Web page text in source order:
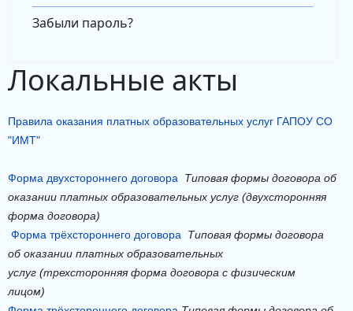
Забыли пароль?
Локальные акты
Правила оказания платных образовательных услуг ГАПОУ СО
"ИМТ"
Форма двухстороннего договора Типовая формы договора об
оказании платных образовательных услуг (двухсторонняя
форма договора)
Форма трёхстороннего договора Типовая формы договора
об оказании платных образовательных
услуг (трехсторонняя форма договора с физическим
лицом)